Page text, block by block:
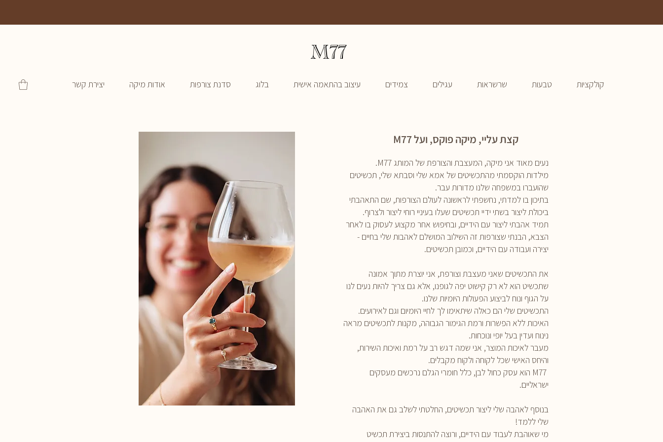
M77
קולקציות טבעות שרשראות עגילים צמידים עיצוב בהתאמה אישית בלוג סדנת צורפות אודות מיקה יצירת קשר
קצת עליי, מיקה פוקס, ועל M77
נעים מאוד אני מיקה, המעצבת והצורפת של המותג M77.
מילדות הוקסמתי מהתכשיטים של אמא שלי וסבתא שלי, תכשיטים
שהועברו במשפחה שלנו מדורות עבר.
בתיכון בו למדתי, נחשפתי לראשונה לעולם הצורפות, שם התאהבתי
ביכולת ליצור בשתי ידיי תכשיטים שעלו בעיניי רוחי ליצור ולצרוף.
תמיד אהבתי ליצור עם הידיים, ובחיפוש אחר מקצוע לעסוק בו לאחר
הצבא, הבנתי שצורפות זה השילוב המושלם לאהבות שלי בחיים -
יצירה ועבודה עם הידיים, וכמובן תכשיטים.
את התכשיטים שאני מעצבת וצורפת, אני יוצרת מתוך אמונה
שתכשיט הוא לא רק קישוט יפה לגופנו, אלא גם צריך להיות נעים לנו
על הגוף ונוח לביצוע הפעולות היומיות שלנו.
התכשיטים שלי הם כאלה שיתאימו לך לחיי היומיום וגם לאירועים.
האיכות ללא הפשרות ורמת הגימור הגבוהה, מקנות לתכשיטים מראה
נינוח ועדין בעל יופי ונוכחות.
מעבר לאיכות המוצר, אני שמה דגש רב על רמת ואיכות השירות,
והיחס האישי שכל לקוחה ולקוח מקבלים.
M77 הוא עסק כחול לבן, כלל חומרי הגלם נרכשים מעסקים
ישראליים.
בנוסף לאהבה שלי ליצור תכשיטים, החלטתי לשלב גם את האהבה
שלי ללמד!
מי שאוהבת לעבוד עם הידיים, ורוצה להתנסות ביצירת תכשיט